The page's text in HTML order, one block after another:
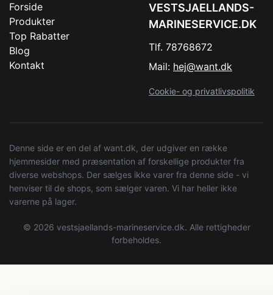
Forside
Produkter
Top Rabatter
Blog
Kontakt
VESTSJAELLANDS-
MARINESERVICE.DK
Tlf. 78768672
Mail: hej@want.dk
Cookie- og privatlivspolitik
Denne side er en del af want.dk, der udgiver en række
hjemmesider med præsentation af forskellige produkter fra
diverse webshops. Der sælges ikke varer fra denne side - vi
henviser til de shops, som sælger varen. Vi har heller ikke
varerne på lager.
© 2026 vestsjaellands-marineservice.dk. Alle rettigheder
forbeholdes.